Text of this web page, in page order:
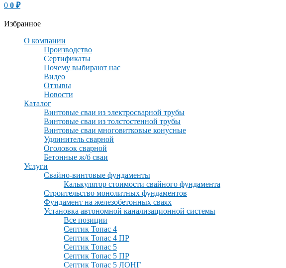
0 0 ₽
Избранное
О компании
Производство
Сертификаты
Почему выбирают нас
Видео
Отзывы
Новости
Каталог
Винтовые сваи из электросварной трубы
Винтовые сваи из толстостенной трубы
Винтовые сваи многовитковые конусные
Удлинитель сварной
Оголовок сварной
Бетонные ж/б сваи
Услуги
Свайно-винтовые фундаменты
Калькулятор стоимости свайного фундамента
Строительство монолитных фундаментов
Фундамент на железобетонных сваях
Установка автономной канализационной системы
Все позиции
Септик Топас 4
Септик Топас 4 ПР
Септик Топас 5
Септик Топас 5 ПР
Септик Топас 5 ЛОНГ